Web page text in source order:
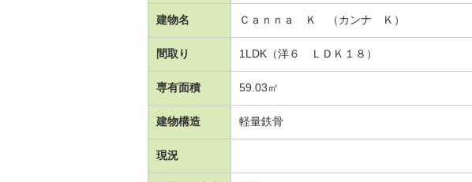
建物名 Ｃａｎｎａ Ｋ （カンナ Ｋ）
間取り 1LDK（洋６ ＬＤＫ１８）
専有面積 59.03㎡
建物構造 軽量鉄骨
現況